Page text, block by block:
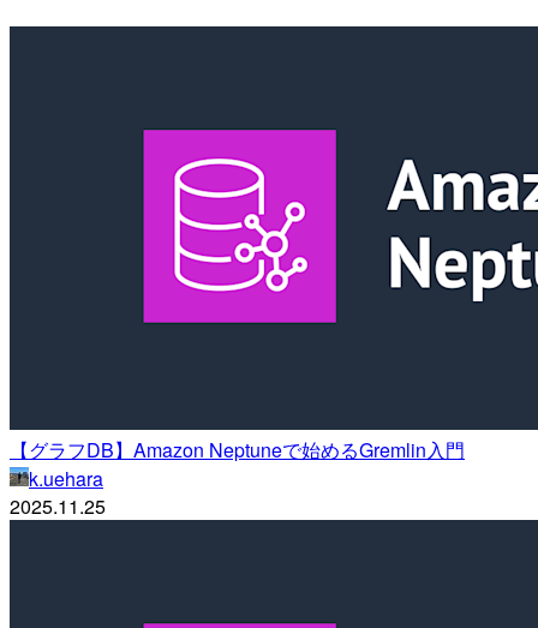
【グラフDB】Amazon Neptuneで始めるGremlin入門
k.uehara
2025.11.25